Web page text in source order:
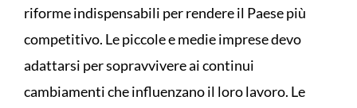
riforme indispensabili per rendere il Paese più
competitivo. Le piccole e medie imprese devo
adattarsi per sopravvivere ai continui
cambiamenti che influenzano il loro lavoro. Le